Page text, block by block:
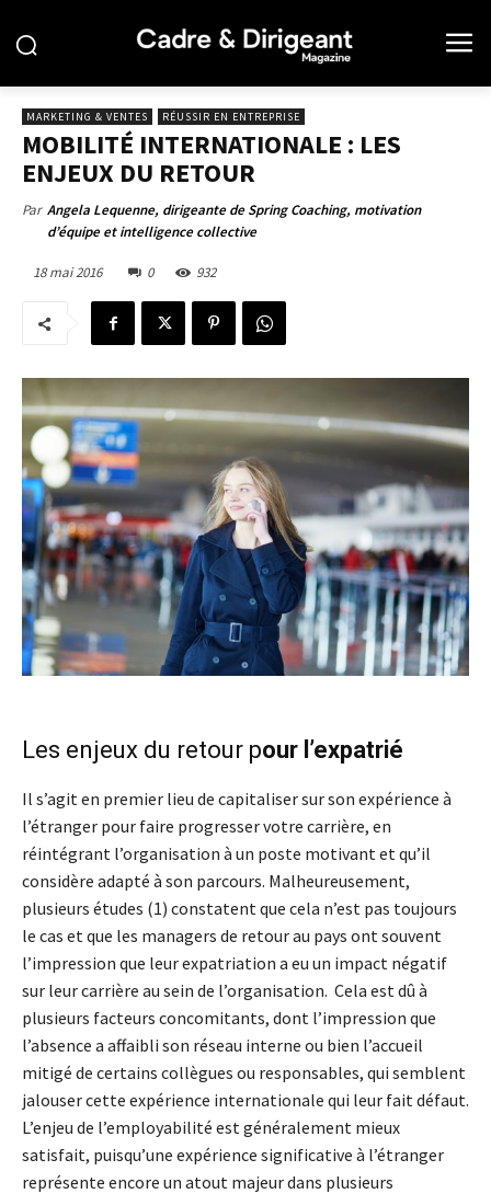
MARKETING & VENTES RÉUSSIR EN ENTREPRISE
MOBILITÉ INTERNATIONALE : LES
ENJEUX DU RETOUR
Par Angela Lequenne, dirigeante de Spring Coaching, motivation
d’équipe et intelligence collective
18 mai 2016 0 932
Les enjeux du retour pour l’expatrié
Il s’agit en premier lieu de capitaliser sur son expérience à
l’étranger pour faire progresser votre carrière, en
réintégrant l’organisation à un poste motivant et qu’il
considère adapté à son parcours. Malheureusement,
plusieurs études (1) constatent que cela n’est pas toujours
le cas et que les managers de retour au pays ont souvent
l’impression que leur expatriation a eu un impact négatif
sur leur carrière au sein de l’organisation. Cela est dû à
plusieurs facteurs concomitants, dont l’impression que
l’absence a affaibli son réseau interne ou bien l’accueil
mitigé de certains collègues ou responsables, qui semblent
jalouser cette expérience internationale qui leur fait défaut.
L’enjeu de l’employabilité est généralement mieux
satisfait, puisqu’une expérience significative à l’étranger
représente encore un atout majeur dans plusieurs